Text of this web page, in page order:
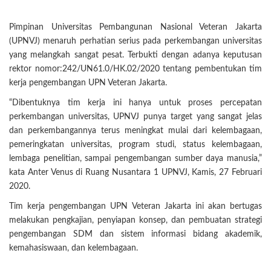
Pimpinan Universitas Pembangunan Nasional Veteran Jakarta
(UPNVJ) menaruh perhatian serius pada perkembangan universitas
yang melangkah sangat pesat. Terbukti dengan adanya keputusan
rektor nomor:242/UN61.0/HK.02/2020 tentang pembentukan tim
kerja pengembangan UPN Veteran Jakarta.
“Dibentuknya tim kerja ini hanya untuk proses percepatan
perkembangan universitas, UPNVJ punya target yang sangat jelas
dan perkembangannya terus meningkat mulai dari kelembagaan,
pemeringkatan universitas, program studi, status kelembagaan,
lembaga penelitian, sampai pengembangan sumber daya manusia,”
kata Anter Venus di Ruang Nusantara 1 UPNVJ, Kamis, 27 Februari
2020.
Tim kerja pengembangan UPN Veteran Jakarta ini akan bertugas
melakukan pengkajian, penyiapan konsep, dan pembuatan strategi
pengembangan SDM dan sistem informasi bidang akademik,
kemahasiswaan, dan kelembagaan.